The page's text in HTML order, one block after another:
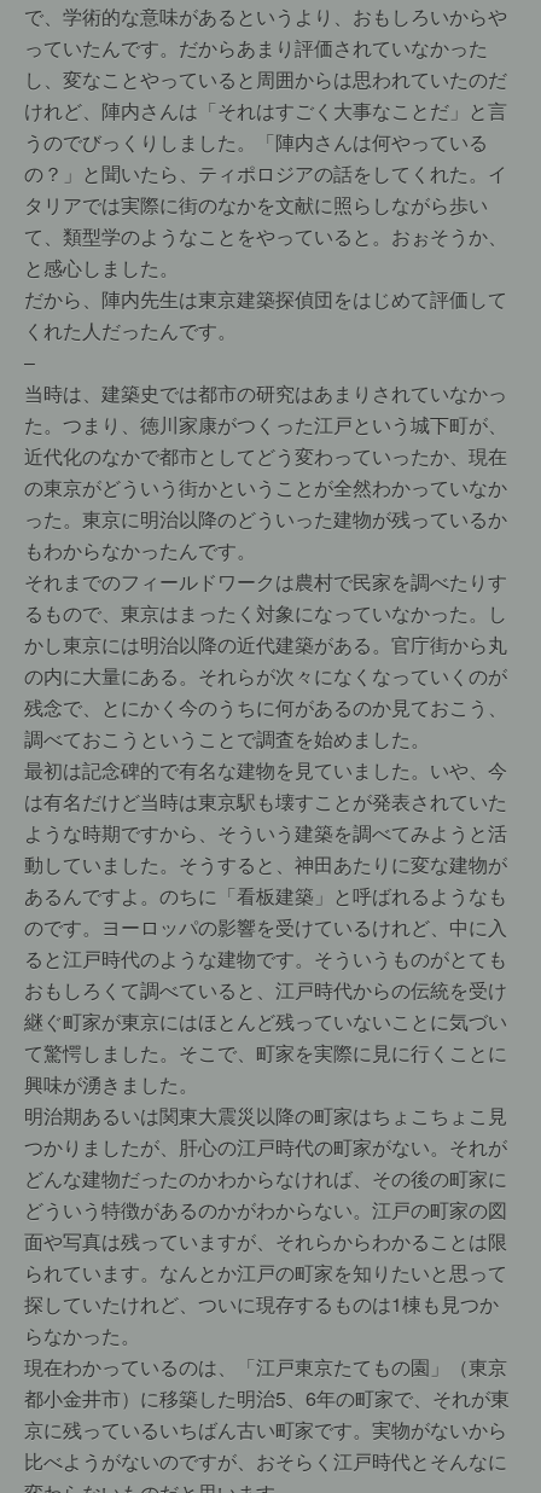
で、学術的な意味があるというより、おもしろいからや
っていたんです。だからあまり評価されていなかった
し、変なことやっていると周囲からは思われていたのだ
けれど、陣内さんは「それはすごく大事なことだ」と言
うのでびっくりしました。「陣内さんは何やっている
の？」と聞いたら、ティポロジアの話をしてくれた。イ
タリアでは実際に街のなかを文献に照らしながら歩い
て、類型学のようなことをやっていると。おぉそうか、
と感心しました。
だから、陣内先生は東京建築探偵団をはじめて評価して
くれた人だったんです。
–
当時は、建築史では都市の研究はあまりされていなかっ
た。つまり、徳川家康がつくった江戸という城下町が、
近代化のなかで都市としてどう変わっていったか、現在
の東京がどういう街かということが全然わかっていなか
った。東京に明治以降のどういった建物が残っているか
もわからなかったんです。
それまでのフィールドワークは農村で民家を調べたりす
るもので、東京はまったく対象になっていなかった。し
かし東京には明治以降の近代建築がある。官庁街から丸
の内に大量にある。それらが次々になくなっていくのが
残念で、とにかく今のうちに何があるのか見ておこう、
調べておこうということで調査を始めました。
最初は記念碑的で有名な建物を見ていました。いや、今
は有名だけど当時は東京駅も壊すことが発表されていた
ような時期ですから、そういう建築を調べてみようと活
動していました。そうすると、神田あたりに変な建物が
あるんですよ。のちに「看板建築」と呼ばれるようなも
のです。ヨーロッパの影響を受けているけれど、中に入
ると江戸時代のような建物です。そういうものがとても
おもしろくて調べていると、江戸時代からの伝統を受け
継ぐ町家が東京にはほとんど残っていないことに気づい
て驚愕しました。そこで、町家を実際に見に行くことに
興味が湧きました。
明治期あるいは関東大震災以降の町家はちょこちょこ見
つかりましたが、肝心の江戸時代の町家がない。それが
どんな建物だったのかわからなければ、その後の町家に
どういう特徴があるのかがわからない。江戸の町家の図
面や写真は残っていますが、それらからわかることは限
られています。なんとか江戸の町家を知りたいと思って
探していたけれど、ついに現存するものは1棟も見つか
らなかった。
現在わかっているのは、「江戸東京たてもの園」（東京
都小金井市）に移築した明治5、6年の町家で、それが東
京に残っているいちばん古い町家です。実物がないから
比べようがないのですが、おそらく江戸時代とそんなに